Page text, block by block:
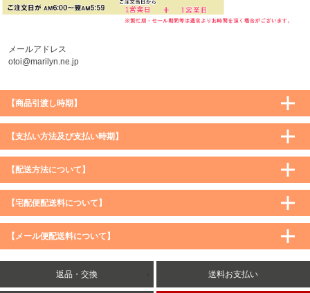
メールアドレス
otoi@marilyn.ne.jp
【商品引渡し時期】
【支払い方法及び支払い時期】
【配送方法について】
【宅配便配送料について】
購入価格 ／ 地域 通常 沖縄・離島など一部地域
5,900円（税込）未満
590円（税込）
【メール便配送料について】
返品・交換 送料お支払い